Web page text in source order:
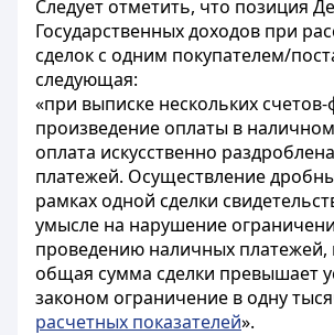
Следует отметить, что позиция
Государственных доходов при
сделок с одним покупателем/
следующая:
«при выписке нескольких счетов-
произведение оплаты в
оплата искусственно
платежей. Осуществление
рамках одной сделки
умысле на нарушение
проведению наличных платежей,
общая сумма сделки превышает
законом ограничение в одну
расчетных показателей».